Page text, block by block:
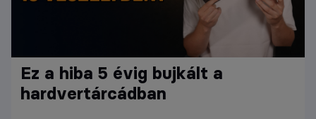
Ez a hiba 5 évig bujkált a
hardvertárcádban